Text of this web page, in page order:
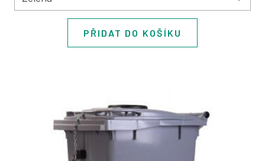
PŘIDAT DO KOŠÍKU